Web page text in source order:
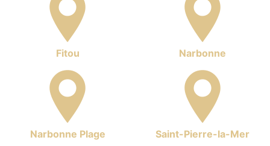
Fitou Narbonne
Narbonne Plage Saint-Pierre-la-Mer